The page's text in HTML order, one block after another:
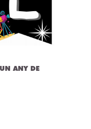
ANY DE